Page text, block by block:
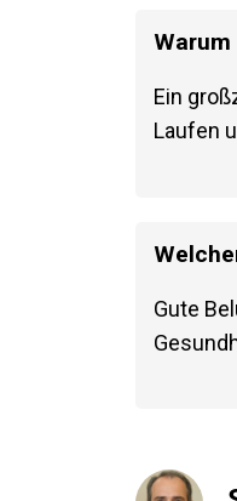
Ein
Laufen
Gute